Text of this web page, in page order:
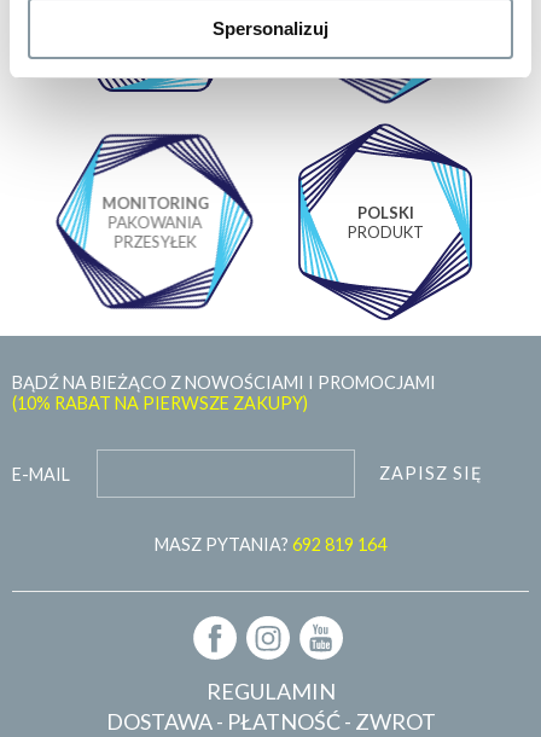
Spersonalizuj
BIODEGRADACJA
MONITORING
PAKOWANIA
PRZESYŁEK
POLSKI
PRODUKT
BĄDŹ NA BIEŻĄCO Z NOWOŚCIAMI I PROMOCJAMI
(10% RABAT NA PIERWSZE ZAKUPY)
E-MAIL ZAPISZ SIĘ
MASZ PYTANIA? 692 819 164
REGULAMIN
DOSTAWA - PŁATNOŚĆ - ZWROT